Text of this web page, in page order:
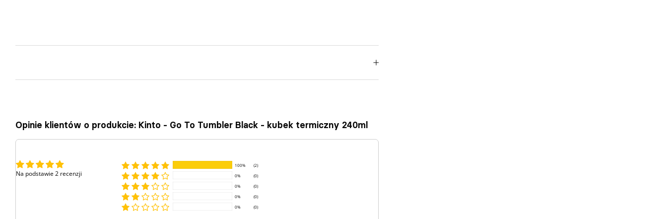
Opinie klientów o produkcie: Kinto - Go To Tumbler Black - kubek termiczny 240ml
Na podstawie 2 recenzji
100%
(2)
0%
(0)
0%
(0)
0%
(0)
0%
(0)